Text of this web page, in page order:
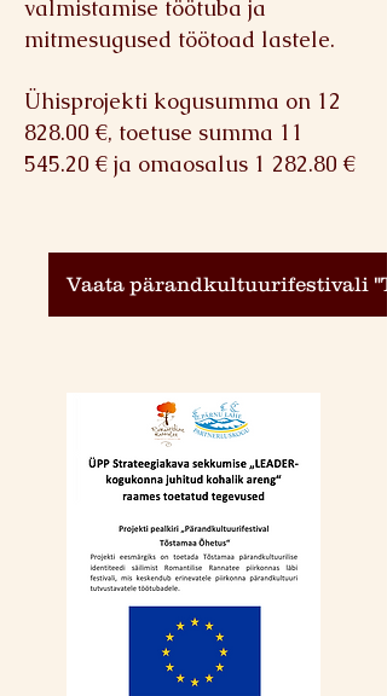
valmistamise töötuba ja
mitmesugused töötoad lastele.
Ühisprojekti kogusumma on 12
828.00 €, toetuse summa 11
545.20 € ja omaosalus 1 282.80 €
Vaata pärandkultuurifestivali